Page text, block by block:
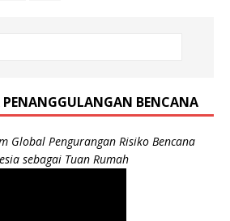
BENCANA
Global Pengurangan Risiko Bencana
sebagai Tuan Rumah